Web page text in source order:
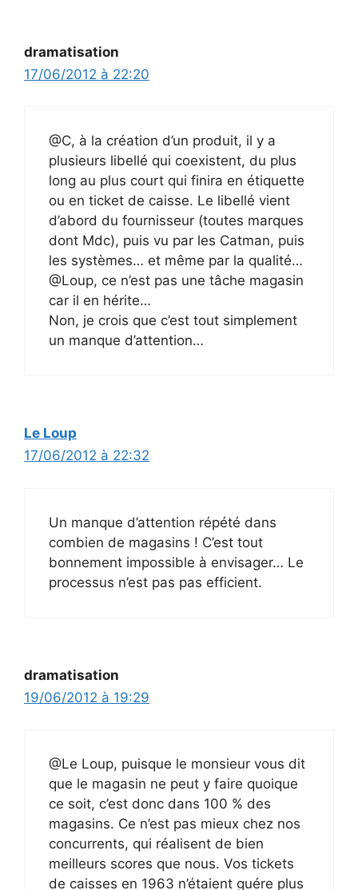
dramatisation
17/06/2012 à 22:20
@C, à la création d’un produit, il y a
plusieurs libellé qui coexistent, du plus
long au plus court qui finira en étiquette
ou en ticket de caisse. Le libellé vient
d’abord du fournisseur (toutes marques
dont Mdc), puis vu par les Catman, puis
les systèmes… et même par la qualité…
@Loup, ce n’est pas une tâche magasin
car il en hérite…
Non, je crois que c’est tout simplement
un manque d’attention…
Le Loup
17/06/2012 à 22:32
Un manque d’attention répété dans
combien de magasins ! C’est tout
bonnement impossible à envisager… Le
processus n’est pas pas efficient.
dramatisation
19/06/2012 à 19:29
@Le Loup, puisque le monsieur vous dit
que le magasin ne peut y faire quoique
ce soit, c’est donc dans 100 % des
magasins. Ce n’est pas mieux chez nos
concurrents, qui réalisent de bien
meilleurs scores que nous. Vos tickets
de caisses en 1963 n’étaient guére plus